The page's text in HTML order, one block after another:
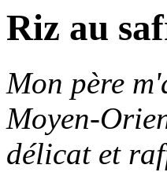
Riz au
Mon père
Moyen-
délicat et